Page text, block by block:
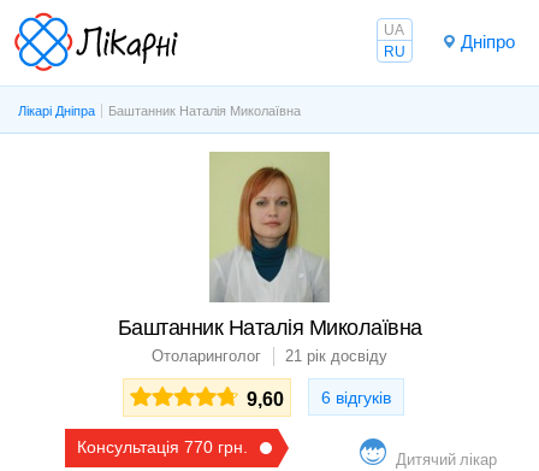
Дніпро
UA
RU
Лікарі Дніпра Баштанник Наталія Миколаївна
Баштанник Наталія Миколаївна
Отоларинголог 21 рік досвіду
9,60 6 відгуків
Консультація 770 грн.
Дитячий лікар